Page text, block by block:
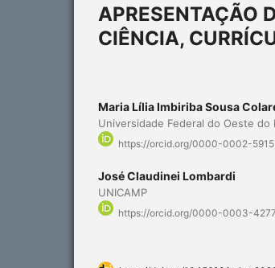
APRESENTAÇÃO
CIÊNCIA,
Maria Lília Imbiriba Sousa
Universidade Federal do Oeste do
https://orcid.org/0000-0002-
José Claudinei Lombardi
UNICAMP
https://orcid.org/0000-0003-